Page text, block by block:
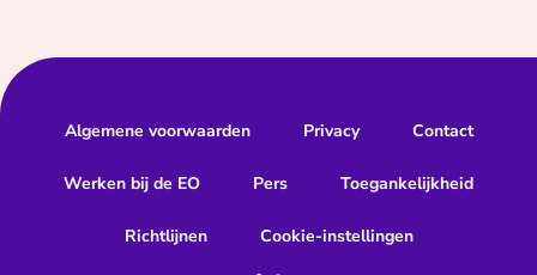
Algemene voorwaarden Privacy Contact
Werken bij de EO Pers Toegankelijkheid
Richtlijnen Cookie-instellingen